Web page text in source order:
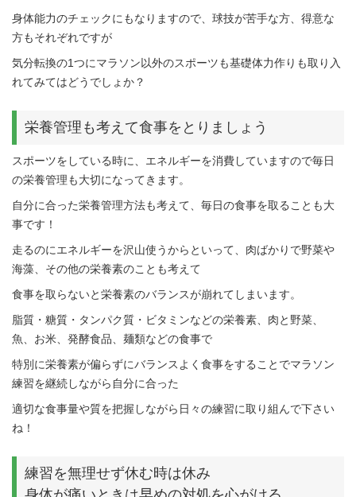
身体能力のチェックにもなりますので、球技が苦手な方、得意な
方もそれぞれですが
気分転換の1つにマラソン以外のスポーツも基礎体力作りも取り入
れてみてはどうでしょか？
栄養管理も考えて食事をとりましょう
スポーツをしている時に、エネルギーを消費していますので毎日
の栄養管理も大切になってきます。
自分に合った栄養管理方法も考えて、毎日の食事を取ることも大
事です！
走るのにエネルギーを沢山使うからといって、肉ばかりで野菜や
海藻、その他の栄養素のことも考えて
食事を取らないと栄養素のバランスが崩れてしまいます。
脂質・糖質・タンパク質・ビタミンなどの栄養素、肉と野菜、
魚、お米、発酵食品、麺類などの食事で
特別に栄養素が偏らずにバランスよく食事をすることでマラソン
練習を継続しながら自分に合った
適切な食事量や質を把握しながら日々の練習に取り組んで下さい
ね！
練習を無理せず休む時は休み